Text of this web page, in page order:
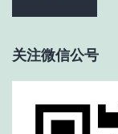
关注微信公号